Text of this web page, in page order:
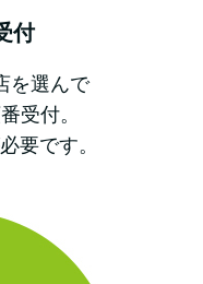
付
を選んで
受付。
要です。